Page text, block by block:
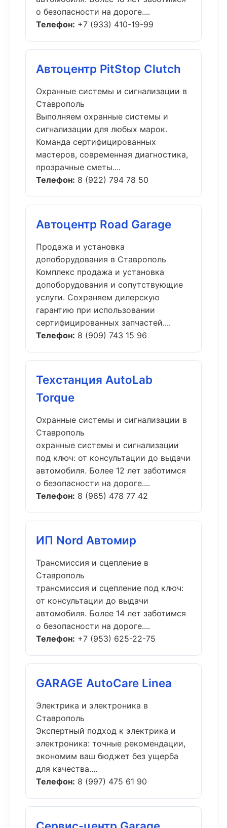
о безопасности на дороге....
Телефон: +7 (933) 410-19-99
Автоцентр PitStop Clutch
Охранные системы и сигнализации в
Ставрополь
Выполняем охранные системы и
сигнализации для любых марок.
Команда сертифицированных
мастеров, современная диагностика,
прозрачные сметы....
Телефон: 8 (922) 794 78 50
Автоцентр Road Garage
Продажа и установка
допоборудования в Ставрополь
Комплекс продажа и установка
допоборудования и сопутствующие
услуги. Сохраняем дилерскую
гарантию при использовании
сертифицированных запчастей....
Телефон: 8 (909) 743 15 96
Техстанция AutoLab
Torque
Охранные системы и сигнализации в
Ставрополь
охранные системы и сигнализации
под ключ: от консультации до выдачи
автомобиля. Более 12 лет заботимся
о безопасности на дороге....
Телефон: 8 (965) 478 77 42
ИП Nord Автомир
Трансмиссия и сцепление в
Ставрополь
трансмиссия и сцепление под ключ:
от консультации до выдачи
автомобиля. Более 14 лет заботимся
о безопасности на дороге....
Телефон: +7 (953) 625-22-75
GARAGE AutoCare Linea
Электрика и электроника в
Ставрополь
Экспертный подход к электрика и
электроника: точные рекомендации,
экономим ваш бюджет без ущерба
для качества....
Телефон: 8 (997) 475 61 90